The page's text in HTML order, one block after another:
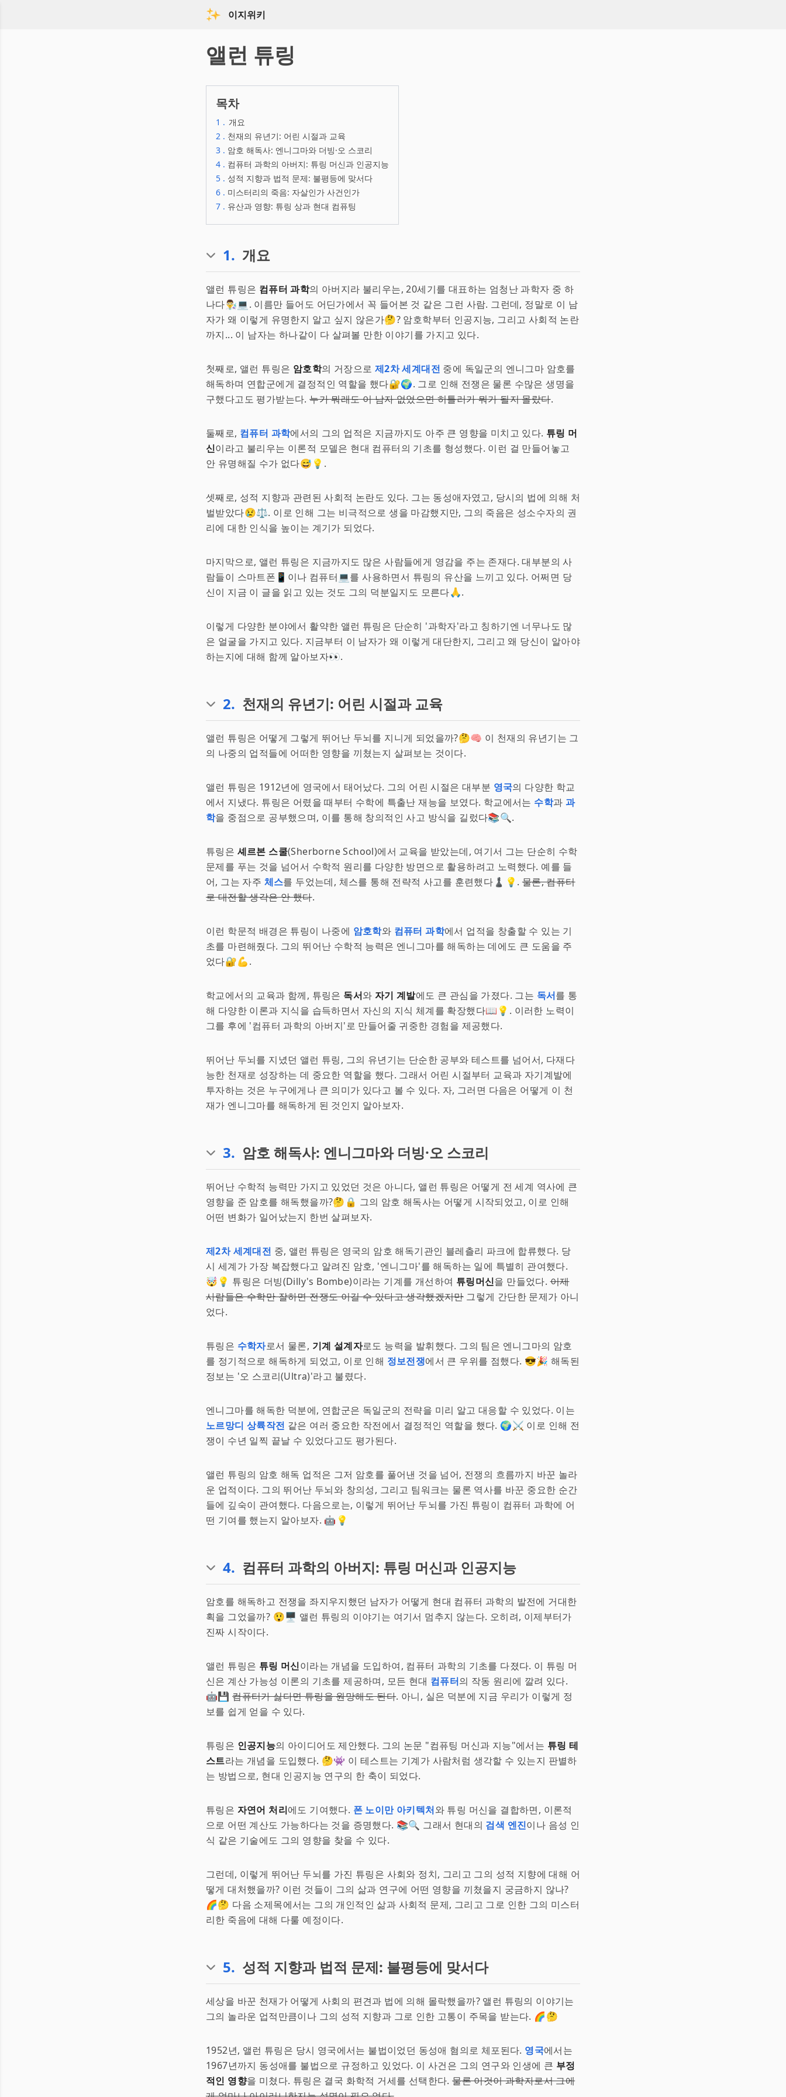
이지위키
앨런 튜링
목차
1 . 개요
2 . 천재의 유년기: 어린 시절과 교육
3 . 암호 해독사: 엔니그마와 더빙·오 스코리
4 . 컴퓨터 과학의 아버지: 튜링 머신과 인공지능
5 . 성적 지향과 법적 문제: 불평등에 맞서다
6 . 미스터리의 죽음: 자살인가 사건인가
7 . 유산과 영향: 튜링 상과 현대 컴퓨팅
1. 개요
앨런 튜링은 컴퓨터 과학의 아버지라 불리우는, 20세기를 대표하는 엄청난 과학자 중 하
나다👨‍🔬💻. 이름만 들어도 어딘가에서 꼭 들어본 것 같은 그런 사람. 그런데, 정말로 이 남
자가 왜 이렇게 유명한지 알고 싶지 않은가🤔? 암호학부터 인공지능, 그리고 사회적 논란
까지... 이 남자는 하나같이 다 살펴볼 만한 이야기를 가지고 있다.
첫째로, 앨런 튜링은 암호학의 거장으로 제2차 세계대전 중에 독일군의 엔니그마 암호를
해독하며 연합군에게 결정적인 역할을 했다🔐🌍. 그로 인해 전쟁은 물론 수많은 생명을
구했다고도 평가받는다.누가 뭐래도 이 남자 없었으면 히틀러가 뭐가 될지 몰랐다.
둘째로, 컴퓨터 과학에서의 그의 업적은 지금까지도 아주 큰 영향을 미치고 있다. 튜링 머
신이라고 불리우는 이론적 모델은 현대 컴퓨터의 기초를 형성했다. 이런 걸 만들어놓고
안 유명해질 수가 없다😅💡.
셋째로, 성적 지향과 관련된 사회적 논란도 있다. 그는 동성애자였고, 당시의 법에 의해 처
벌받았다😢⚖️. 이로 인해 그는 비극적으로 생을 마감했지만, 그의 죽음은 성소수자의 권
리에 대한 인식을 높이는 계기가 되었다.
마지막으로, 앨런 튜링은 지금까지도 많은 사람들에게 영감을 주는 존재다. 대부분의 사
람들이 스마트폰📱이나 컴퓨터💻를 사용하면서 튜링의 유산을 느끼고 있다. 어쩌면 당
신이 지금 이 글을 읽고 있는 것도 그의 덕분일지도 모른다🙏.
이렇게 다양한 분야에서 활약한 앨런 튜링은 단순히 '과학자'라고 칭하기엔 너무나도 많
은 얼굴을 가지고 있다. 지금부터 이 남자가 왜 이렇게 대단한지, 그리고 왜 당신이 알아야
하는지에 대해 함께 알아보자👀.
2. 천재의 유년기: 어린 시절과 교육
앨런 튜링은 어떻게 그렇게 뛰어난 두뇌를 지니게 되었을까?🤔🧠 이 천재의 유년기는 그
의 나중의 업적들에 어떠한 영향을 끼쳤는지 살펴보는 것이다.
앨런 튜링은 1912년에 영국에서 태어났다. 그의 어린 시절은 대부분 영국의 다양한 학교
에서 지냈다. 튜링은 어렸을 때부터 수학에 특출난 재능을 보였다. 학교에서는 수학과 과
학을 중점으로 공부했으며, 이를 통해 창의적인 사고 방식을 길렀다📚🔍.
튜링은 셰르본 스쿨(Sherborne School)에서 교육을 받았는데, 여기서 그는 단순히 수학
문제를 푸는 것을 넘어서 수학적 원리를 다양한 방면으로 활용하려고 노력했다. 예를 들
어, 그는 자주 체스를 두었는데, 체스를 통해 전략적 사고를 훈련했다♟️💡.물론, 컴퓨터
로 대전할 생각은 안 했다.
이런 학문적 배경은 튜링이 나중에 암호학와 컴퓨터 과학에서 업적을 창출할 수 있는 기
초를 마련해줬다. 그의 뛰어난 수학적 능력은 엔니그마를 해독하는 데에도 큰 도움을 주
었다🔐💪.
학교에서의 교육과 함께, 튜링은 독서와 자기 계발에도 큰 관심을 가졌다. 그는 독서를 통
해 다양한 이론과 지식을 습득하면서 자신의 지식 체계를 확장했다📖💡. 이러한 노력이
그를 후에 '컴퓨터 과학의 아버지'로 만들어줄 귀중한 경험을 제공했다.
뛰어난 두뇌를 지녔던 앨런 튜링, 그의 유년기는 단순한 공부와 테스트를 넘어서, 다재다
능한 천재로 성장하는 데 중요한 역할을 했다. 그래서 어린 시절부터 교육과 자기계발에
투자하는 것은 누구에게나 큰 의미가 있다고 볼 수 있다. 자, 그러면 다음은 어떻게 이 천
재가 엔니그마를 해독하게 된 것인지 알아보자.
3. 암호 해독사: 엔니그마와 더빙·오 스코리
뛰어난 수학적 능력만 가지고 있었던 것은 아니다, 앨런 튜링은 어떻게 전 세계 역사에 큰
영향을 준 암호를 해독했을까?🤔🔒 그의 암호 해독사는 어떻게 시작되었고, 이로 인해
어떤 변화가 일어났는지 한번 살펴보자.
제2차 세계대전 중, 앨런 튜링은 영국의 암호 해독기관인 블레츨리 파크에 합류했다. 당
시 세계가 가장 복잡했다고 알려진 암호, '엔니그마'를 해독하는 일에 특별히 관여했다.
🤯💡 튜링은 더빙(Dilly's Bombe)이라는 기계를 개선하여 튜링머신을 만들었다.이제
사람들은 수학만 잘하면 전쟁도 이길 수 있다고 생각했겠지만그렇게 간단한 문제가 아니
었다.
튜링은 수학자로서 물론, 기계 설계자로도 능력을 발휘했다. 그의 팀은 엔니그마의 암호
를 정기적으로 해독하게 되었고, 이로 인해 정보전쟁에서 큰 우위를 점했다. 😎🎉 해독된
정보는 '오 스코리(Ultra)'라고 불렸다.
엔니그마를 해독한 덕분에, 연합군은 독일군의 전략을 미리 알고 대응할 수 있었다. 이는
노르망디 상륙작전 같은 여러 중요한 작전에서 결정적인 역할을 했다. 🌍⚔️ 이로 인해 전
쟁이 수년 일찍 끝날 수 있었다고도 평가된다.
앨런 튜링의 암호 해독 업적은 그저 암호를 풀어낸 것을 넘어, 전쟁의 흐름까지 바꾼 놀라
운 업적이다. 그의 뛰어난 두뇌와 창의성, 그리고 팀워크는 물론 역사를 바꾼 중요한 순간
들에 깊숙이 관여했다. 다음으로는, 이렇게 뛰어난 두뇌를 가진 튜링이 컴퓨터 과학에 어
떤 기여를 했는지 알아보자. 🤖💡
4. 컴퓨터 과학의 아버지: 튜링 머신과 인공지능
암호를 해독하고 전쟁을 좌지우지했던 남자가 어떻게 현대 컴퓨터 과학의 발전에 거대한
획을 그었을까? 😲🖥 앨런 튜링의 이야기는 여기서 멈추지 않는다. 오히려, 이제부터가
진짜 시작이다.
앨런 튜링은 튜링 머신이라는 개념을 도입하여, 컴퓨터 과학의 기초를 다졌다. 이 튜링 머
신은 계산 가능성 이론의 기초를 제공하며, 모든 현대 컴퓨터의 작동 원리에 깔려 있다.
🤖💾컴퓨터가 싫다면 튜링을 원망해도 된다. 아니, 실은 덕분에 지금 우리가 이렇게 정
보를 쉽게 얻을 수 있다.
튜링은 인공지능의 아이디어도 제안했다. 그의 논문 "컴퓨팅 머신과 지능"에서는 튜링 테
스트라는 개념을 도입했다. 🤔👾 이 테스트는 기계가 사람처럼 생각할 수 있는지 판별하
는 방법으로, 현대 인공지능 연구의 한 축이 되었다.
튜링은 자연어 처리에도 기여했다. 폰 노이만 아키텍처와 튜링 머신을 결합하면, 이론적
으로 어떤 계산도 가능하다는 것을 증명했다. 📚🔍 그래서 현대의 검색 엔진이나 음성 인
식 같은 기술에도 그의 영향을 찾을 수 있다.
그런데, 이렇게 뛰어난 두뇌를 가진 튜링은 사회와 정치, 그리고 그의 성적 지향에 대해 어
떻게 대처했을까? 이런 것들이 그의 삶과 연구에 어떤 영향을 끼쳤을지 궁금하지 않나?
🌈🤔 다음 소제목에서는 그의 개인적인 삶과 사회적 문제, 그리고 그로 인한 그의 미스터
리한 죽음에 대해 다룰 예정이다.
5. 성적 지향과 법적 문제: 불평등에 맞서다
세상을 바꾼 천재가 어떻게 사회의 편견과 법에 의해 몰락했을까? 앨런 튜링의 이야기는
그의 놀라운 업적만큼이나 그의 성적 지향과 그로 인한 고통이 주목을 받는다. 🌈🤔
1952년, 앨런 튜링은 당시 영국에서는 불법이었던 동성애 혐의로 체포된다. 영국에서는
1967년까지 동성애를 불법으로 규정하고 있었다. 이 사건은 그의 연구와 인생에 큰 부정
적인 영향을 미쳤다. 튜링은 결국 화학적 거세를 선택한다.물론 이것이 과학자로서 그에